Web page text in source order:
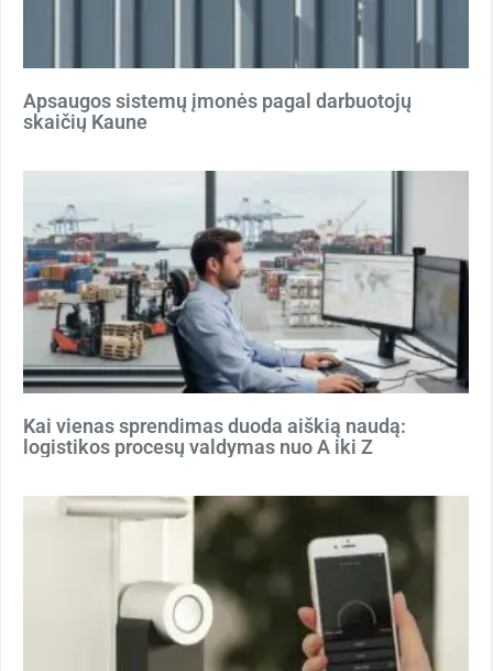
Apsaugos sistemų įmonės pagal darbuotojų
skaičių Kaune
Kai vienas sprendimas duoda aiškią naudą:
logistikos procesų valdymas nuo A iki Z